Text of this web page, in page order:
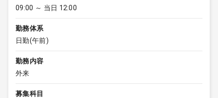
09:00 ～ 当日 12:00
勤務体系
日勤(午前)
勤務内容
外来
募集科目